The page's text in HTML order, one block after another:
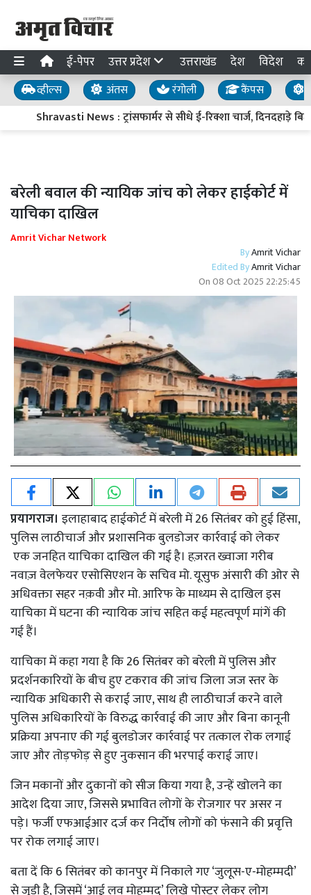
ई-पेपर उत्तर प्रदेश उत्तराखंड देश विदेश
व्हील्स अंतस रंगोली कैंपस
Shravasti News : ट्रांसफार्मर से सीधे ई-रिक्शा चार्ज, दिनदहाड़े
बरेली बवाल की न्यायिक जांच को लेकर हाईकोर्ट में
याचिका दाखिल
Amrit Vichar Network
ByAmrit Vichar
Edited ByAmrit Vichar
On08 Oct 2025 22:25:45
प्रयागराज। इलाहाबाद हाईकोर्ट में बरेली में 26 सितंबर को हुई हिंसा,
पुलिस लाठीचार्ज और प्रशासनिक बुलडोजर कार्रवाई को लेकर
एक जनहित याचिका दाखिल की गई है। हज़रत ख्वाजा गरीब
नवाज़ वेलफेयर एसोसिएशन के सचिव मो. यूसुफ अंसारी की ओर से
अधिवक्ता सहर नक़वी और मो. आरिफ के माध्यम से दाखिल इस
याचिका में घटना की न्यायिक जांच सहित कई महत्वपूर्ण मांगें की
गई हैं।
याचिका में कहा गया है कि 26 सितंबर को बरेली में पुलिस और
प्रदर्शनकारियों के बीच हुए टकराव की जांच जिला जज स्तर के
न्यायिक अधिकारी से कराई जाए, साथ ही लाठीचार्ज करने वाले
पुलिस अधिकारियों के विरुद्ध कार्रवाई की जाए और बिना कानूनी
प्रक्रिया अपनाए की गई बुलडोजर कार्रवाई पर तत्काल रोक लगाई
जाए और तोड़फोड़ से हुए नुकसान की भरपाई कराई जाए।
जिन मकानों और दुकानों को सीज किया गया है, उन्हें खोलने का
आदेश दिया जाए, जिससे प्रभावित लोगों के रोजगार पर असर न
पड़े। फर्जी एफआईआर दर्ज कर निर्दोष लोगों को फंसाने की प्रवृत्ति
पर रोक लगाई जाए।
बता दें कि 6 सितंबर को कानपुर में निकाले गए ‘जुलूस-ए-मोहम्मदी’
से जुड़ी है, जिसमें ‘आई लव मोहम्मद’ लिखे पोस्टर लेकर लोग